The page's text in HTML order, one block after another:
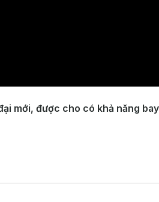
mới, được cho có khả năng